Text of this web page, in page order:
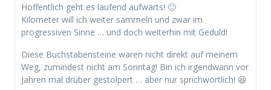
Hoffentlich geht es laufend aufwärts! 🙂
Kilometer will ich weiter sammeln und zwar im
progressiven Sinne … und doch weiterhin mit Geduld!
Diese Buchstabensteine waren nicht direkt auf meinem
Weg, zumindest nicht am Sonntag! Bin ich irgendwann vor
Jahren mal drüber gestolpert … aber nur sprichwörtlich! 😆